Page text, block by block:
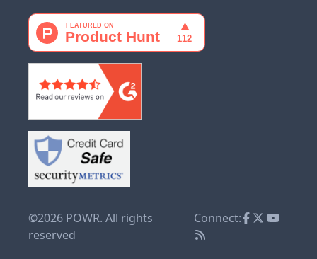
©2026 POWR. All rights
reserved
Connect: